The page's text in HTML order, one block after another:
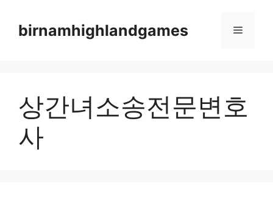
contentbirnamhighlandgames Menu
상간녀소송전문변호
사